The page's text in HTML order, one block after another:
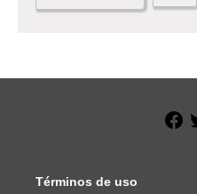
Términos de uso